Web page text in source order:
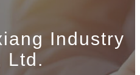
Industry
Ltd.